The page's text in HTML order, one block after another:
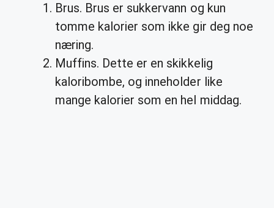
Brus. Brus er sukkervann og kun
tomme kalorier som ikke gir deg noe
næring.
Muffins. Dette er en skikkelig
kaloribombe, og inneholder like
mange kalorier som en hel middag.